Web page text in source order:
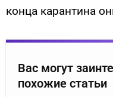
конца карантина
Вас могут
похожие статьи